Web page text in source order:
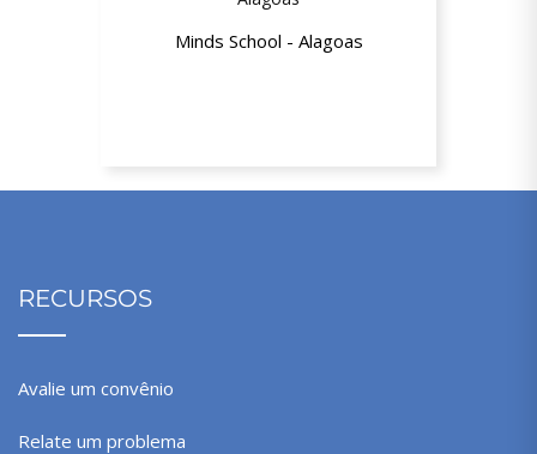
Minds School - Alagoas
RECURSOS
Avalie um convênio
Relate um problema